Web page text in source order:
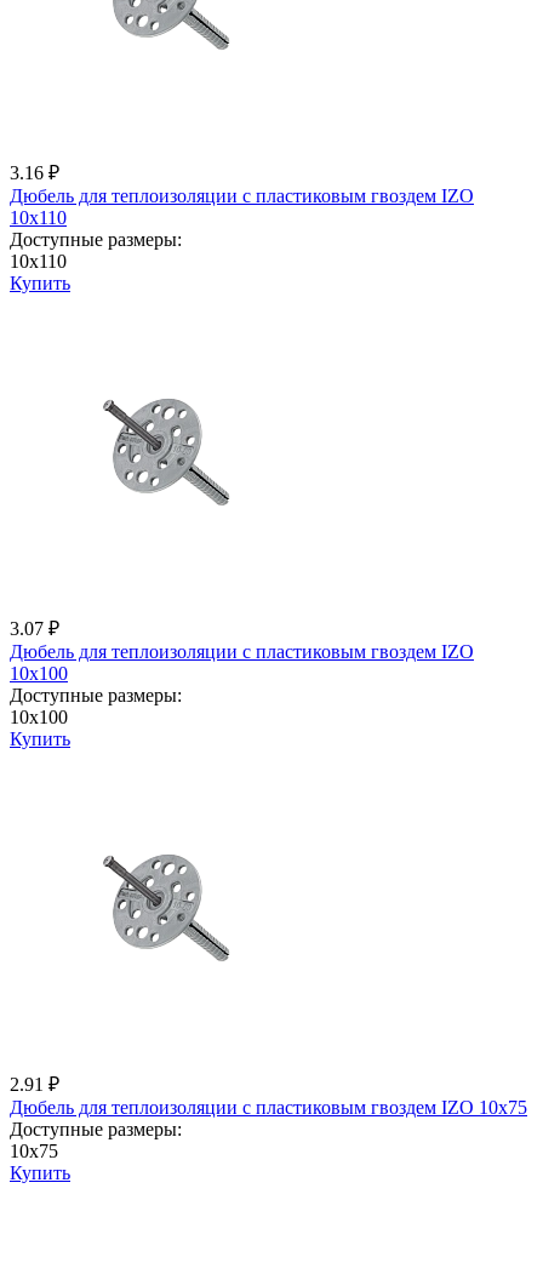
3.16 ₽
Дюбель для теплоизоляции с пластиковым гвоздем IZО
10x110
Доступные размеры:
10x110
Купить
3.07 ₽
Дюбель для теплоизоляции с пластиковым гвоздем IZО
10x100
Доступные размеры:
10x100
Купить
2.91 ₽
Дюбель для теплоизоляции с пластиковым гвоздем IZО 10x75
Доступные размеры:
10x75
Купить